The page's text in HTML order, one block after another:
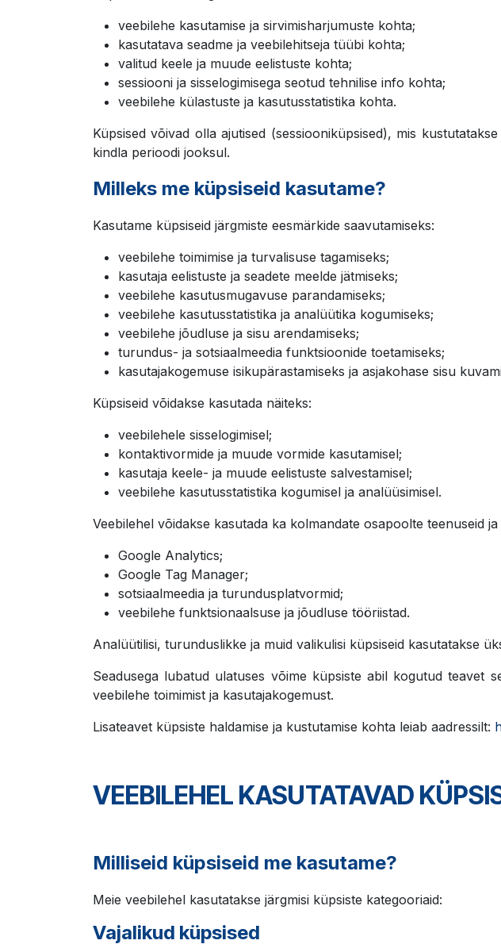
veebilehe kasutamise ja sirvimisharjumuste kohta;
kasutatava seadme ja veebilehitseja tüübi kohta;
valitud keele ja muude eelistuste kohta;
sessiooni ja sisselogimisega seotud tehnilise info kohta;
veebilehe külastuste ja kasutusstatistika kohta.
Küpsised võivad olla ajutised (sessiooniküpsised), mis
kindla perioodi jooksul.
Milleks me küpsiseid kasutame?
Kasutame küpsiseid järgmiste eesmärkide saavutamiseks:
veebilehe toimimise ja turvalisuse tagamiseks;
kasutaja eelistuste ja seadete meelde jätmiseks;
veebilehe kasutusmugavuse parandamiseks;
veebilehe kasutusstatistika ja analüütika kogumiseks;
veebilehe jõudluse ja sisu arendamiseks;
turundus- ja sotsiaalmeedia funktsioonide toetamiseks;
kasutajakogemuse isikupärastamiseks ja asjakohase sisu
Küpsiseid võidakse kasutada näiteks:
veebilehele sisselogimisel;
kontaktivormide ja muude vormide kasutamisel;
kasutaja keele- ja muude eelistuste salvestamisel;
veebilehe kasutusstatistika kogumisel ja analüüsimisel.
Veebilehel võidakse kasutada ka kolmandate osapoolte teenuseid
Google Analytics;
Google Tag Manager;
sotsiaalmeedia ja turundusplatvormid;
veebilehe funktsionaalsuse ja jõudluse tööriistad.
Analüütilisi, turunduslikke ja muid valikulisi küpsiseid kasutatakse
Seadusega lubatud ulatuses võime küpsiste abil kogutud teavet
veebilehe toimimist ja kasutajakogemust.
Lisateavet küpsiste haldamise ja kustutamise kohta leiab aadressilt:
VEEBILEHEL KASUTATAVAD
Milliseid küpsiseid me kasutame?
Meie veebilehel kasutatakse järgmisi küpsiste kategooriaid:
Vajalikud küpsised